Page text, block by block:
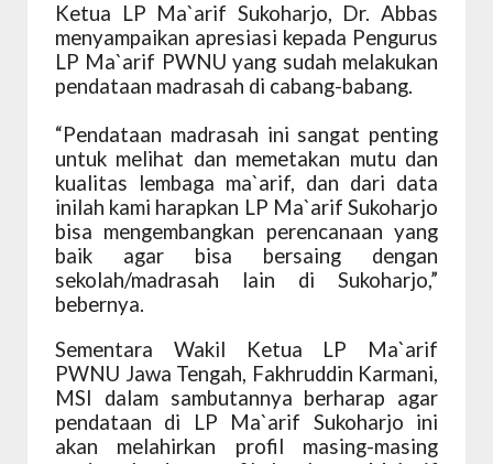
Ketua LP Ma`arif Sukoharjo, Dr. Abbas
menyampaikan apresiasi kepada Pengurus
LP Ma`arif PWNU yang sudah melakukan
pendataan madrasah di cabang-babang.
“Pendataan madrasah ini sangat penting
untuk melihat dan memetakan mutu dan
kualitas lembaga ma`arif, dan dari data
inilah kami harapkan LP Ma`arif Sukoharjo
bisa mengembangkan perencanaan yang
baik agar bisa bersaing dengan
sekolah/madrasah lain di Sukoharjo,”
bebernya.
Sementara Wakil Ketua LP Ma`arif
PWNU Jawa Tengah, Fakhruddin Karmani,
MSI dalam sambutannya berharap agar
pendataan di LP Ma`arif Sukoharjo ini
akan melahirkan profil masing-masing